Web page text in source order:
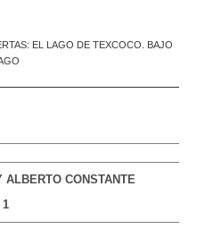
EL LAGO DE TEXCOCO. BAJO
ALBERTO CONSTANTE
1